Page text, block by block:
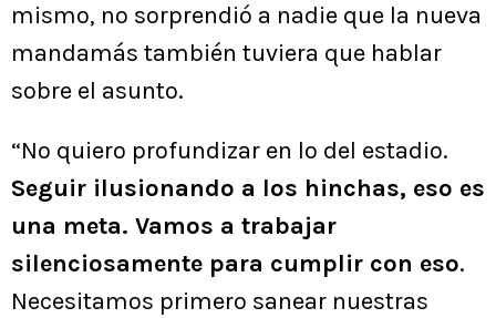
mismo, no sorprendió a nadie que la nueva
mandamás también tuviera que hablar
sobre el asunto.
“No quiero profundizar en lo del estadio.
Seguir ilusionando a los hinchas, eso es
una meta. Vamos a trabajar
silenciosamente para cumplir con eso.
Necesitamos primero sanear nuestras